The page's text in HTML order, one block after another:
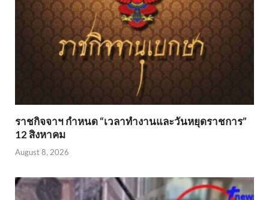
ราชกิจจาฯ กำหนด “เวลาทำงานและวันหยุดราชการ”
12 สิงหาคม
August 8, 2026